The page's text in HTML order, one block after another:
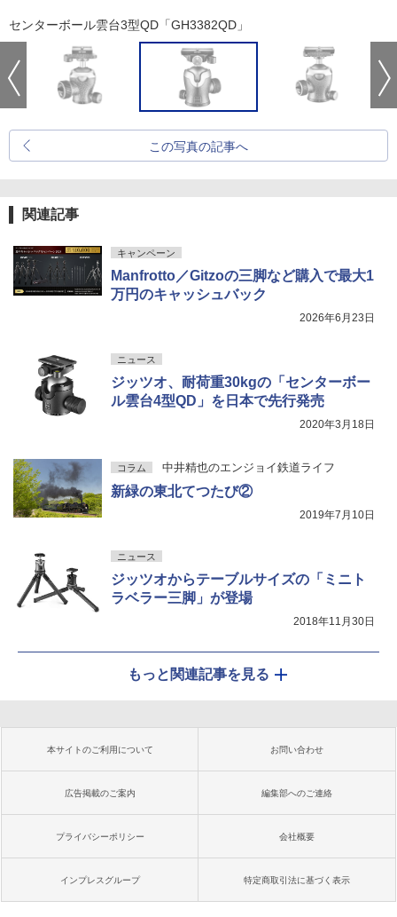
センターボール雲台3型QD「GH3382QD」
この写真の記事へ
関連記事
キャンペーン
Manfrotto／Gitzoの三脚など購入で最大1
万円のキャッシュバック
2026年6月23日
ニュース
ジッツオ、耐荷重30kgの「センターボー
ル雲台4型QD」を日本で先行発売
2020年3月18日
コラム 中井精也のエンジョイ鉄道ライフ
新緑の東北てつたび②
2019年7月10日
ニュース
ジッツオからテーブルサイズの「ミニト
ラベラー三脚」が登場
2018年11月30日
もっと関連記事を見る
本サイトのご利用について お問い合わせ
広告掲載のご案内 編集部へのご連絡
プライバシーポリシー 会社概要
インプレスグループ 特定商取引法に基づく表示